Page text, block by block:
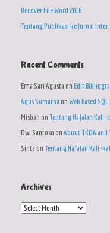
Recover File Word 2016
Tentang Publikasi ke Jurnal
Recent Comments
Erna Sari Agusta on Edit
Agus Sumarna on Web Based
Misbah on Tentang Hafalan Kali-
Dwi Santoso on About TKDA and
Sinta on Tentang Hafalan Kali-
Archives
Archives